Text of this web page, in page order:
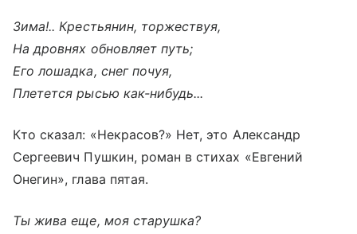
Зима!.. Крестьянин, торжествуя,
На дровнях обновляет путь;
Его лошадка, снег почуя,
Плетется рысью как-нибудь...
Кто сказал: «Некрасов?» Нет, это Александр
Сергеевич Пушкин, роман в стихах «Евгений
Онегин», глава пятая.
Ты жива еще, моя старушка?